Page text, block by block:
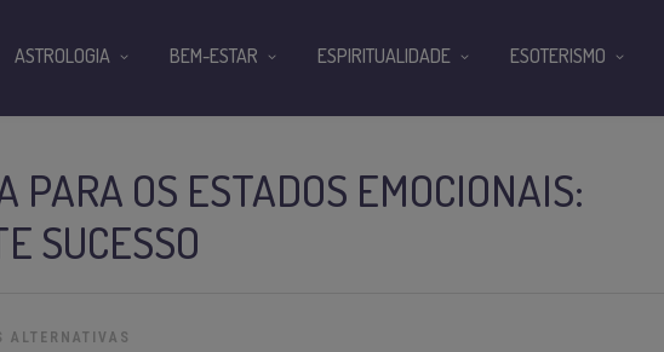
PARA OS ESTADOS EMOCIONAIS:
SUCESSO
ALTERNATIVAS
ASTROLOGIA BEM-ESTAR ESPIRITUALIDADE ESOTERISMO